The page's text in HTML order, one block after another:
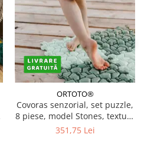
ORTOTO®
Covoras senzorial, set puzzle,
8 piese, model Stones, textura
rigida, Multicolor
351,75 Lei